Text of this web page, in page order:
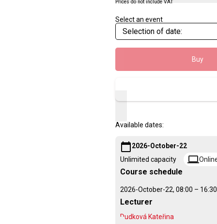
Prices do not include VAT
Select an event
Buy
Available dates:
calendar_today2026-October-22
Unlimited capacity
computer
Course schedule
2026-October-22, 08:00 –
Lecturer
Dudková Kateřina